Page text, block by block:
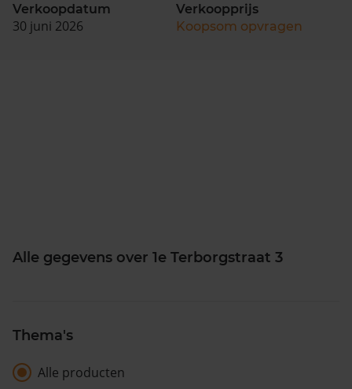
Verkoopdatum
30 juni 2026
Verkoopprijs
Koopsom opvragen
Alle gegevens over 1e Terborgstraat 3
Thema's
Alle producten